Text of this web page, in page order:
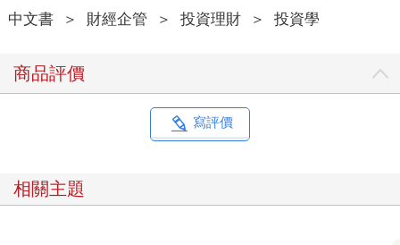
中文書 ＞ 財經企管 ＞ 投資理財 ＞ 投資學
商品評價
寫評價
相關主題